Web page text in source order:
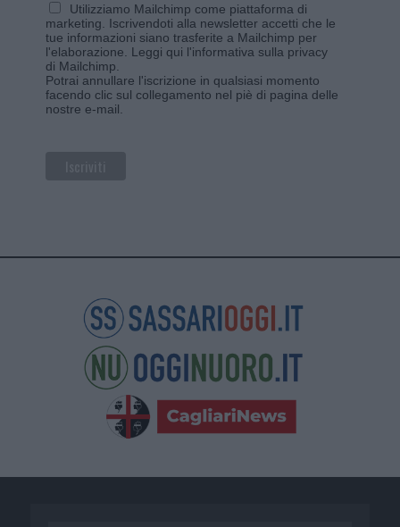
Utilizziamo Mailchimp come piattaforma di
marketing. Iscrivendoti alla newsletter accetti che le
tue informazioni siano trasferite a Mailchimp per
l'elaborazione. Leggi qui l'informativa sulla privacy
di Mailchimp
Potrai annullare l'iscrizione in qualsiasi momento
facendo clic sul collegamento nel piè di pagina delle
nostre e-mail.